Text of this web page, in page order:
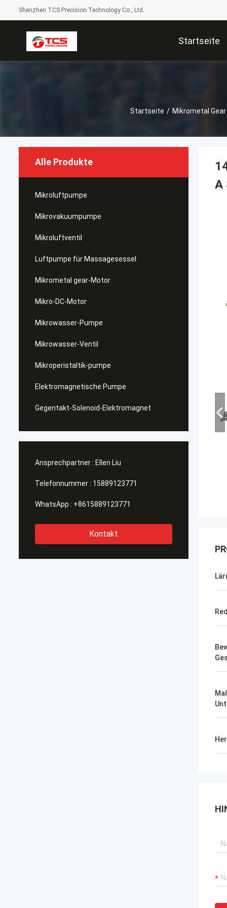
Shenzhen TCS Precision Technology Co., Ltd.
Startseite
Startseite / Mikrometal
Alle Produkte
Mikroluftpumpe
Mikrovakuumpumpe
Mikroluftventil
Luftpumpe für Massagesessel
Mikrometal gear-Motor
Mikro-DC-Motor
Mikrowasser-Pumpe
Mikrowasser-Ventil
Mikroperistaltik-pumpe
Elektromagnetische Pumpe
Gegentakt-Solenoid-Elektromagnet
Ansprechpartner : Ellen Liu
Telefonnummer : 15889123771
WhatsApp : +8615889123771
Kontakt
A